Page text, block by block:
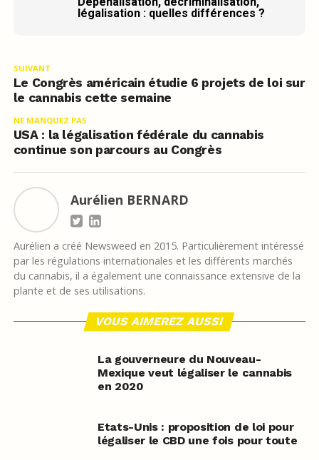
légalisation : quelles différences ?
SUIVANT
Le Congrès américain étudie 6 projets de loi sur
le cannabis cette semaine
NE MANQUEZ PAS
USA : la légalisation fédérale du cannabis
continue son parcours au Congrès
Aurélien BERNARD
Aurélien a créé Newsweed en 2015. Particulièrement intéressé
par les régulations internationales et les différents marchés
du cannabis, il a également une connaissance extensive de la
plante et de ses utilisations.
VOUS AIMEREZ AUSSI
La gouverneure du Nouveau-
Mexique veut légaliser le cannabis
en 2020
Etats-Unis : proposition de loi pour
légaliser le CBD une fois pour toute